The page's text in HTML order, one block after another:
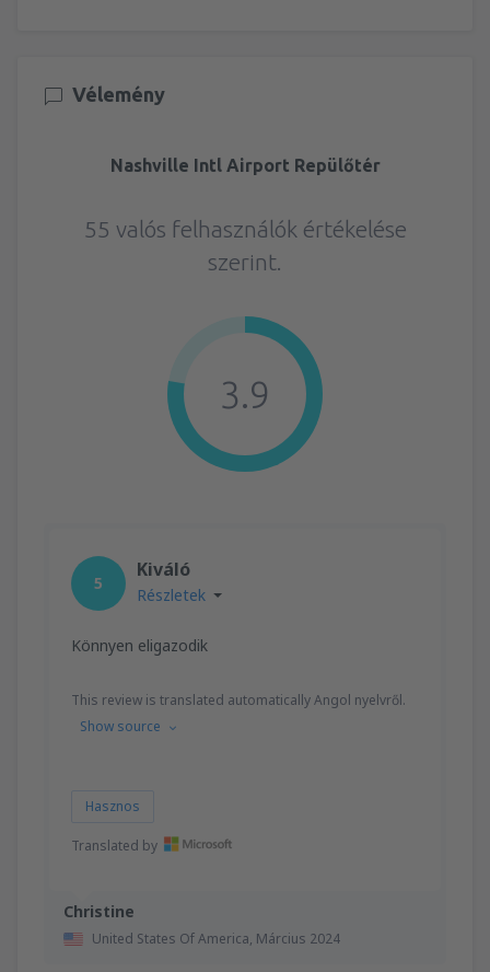
Vélemény
Nashville Intl Airport Repülőtér
55 valós felhasználók értékelése
szerint.
3.9
Christine
United States Of America, Március 2024
5
Kiváló
Részletek
Könnyen eligazodik
This review is translated automatically Angol nyelvről.
Show source
Hasznos
Translated by